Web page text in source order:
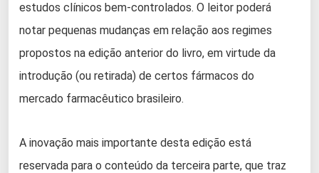
estudos clínicos bem-controlados. O leitor poderá
notar pequenas mudanças em relação aos regimes
propostos na edição anterior do livro, em virtude da
introdução (ou retirada) de certos fármacos do
mercado farmacêutico brasileiro.
A inovação mais importante desta edição está
reservada para o conteúdo da terceira parte, que traz